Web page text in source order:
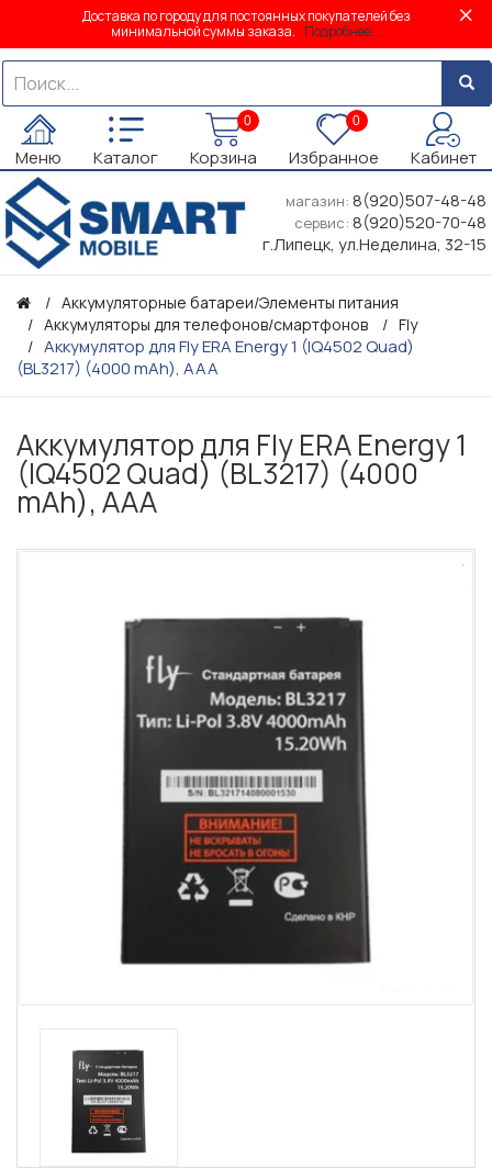
Доставка по городу для постоянных покупателей без
минимальной суммы заказа. Подробнее...
Меню Каталог
0
Корзина
0
Избранное Кабинет
магазин: 8(920)507-48-48
сервис: 8(920)520-70-48
г.Липецк, ул.Неделина, 32-15
Аккумуляторные батареи/Элементы питания
Аккумуляторы для телефонов/смартфонов
Fly
Аккумулятор для Fly ERA Energy 1 (IQ4502 Quad)
(BL3217) (4000 mAh), AAA
Аккумулятор для Fly ERA Energy 1
(IQ4502 Quad) (BL3217) (4000
mAh), AAA